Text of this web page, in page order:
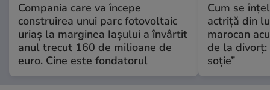
Compania care va începe
construirea unui parc fotovoltaic
uriaș la marginea Iașului a învârtit
anul trecut 160 de milioane de
euro. Cine este fondatorul
Cum se
actriță din
marocan
de la divorț:
soție”